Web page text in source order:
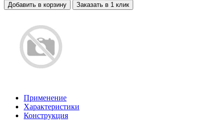
Добавить в корзину Заказать в 1 клик
Применение
Характеристики
Конструкция